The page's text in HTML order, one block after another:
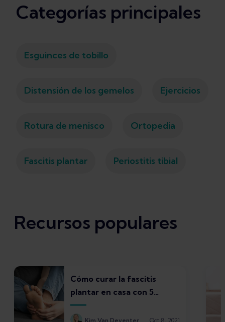
Categorías principales
Esguinces de tobillo
Distensión de los gemelos Ejercicios
Rotura de menisco Ortopedia
Fascitis plantar Periostitis tibial
Recursos populares
Cómo curar la fascitis
plantar en casa con 5
tratamientos
Kim Van Deventer Oct 8, 2021